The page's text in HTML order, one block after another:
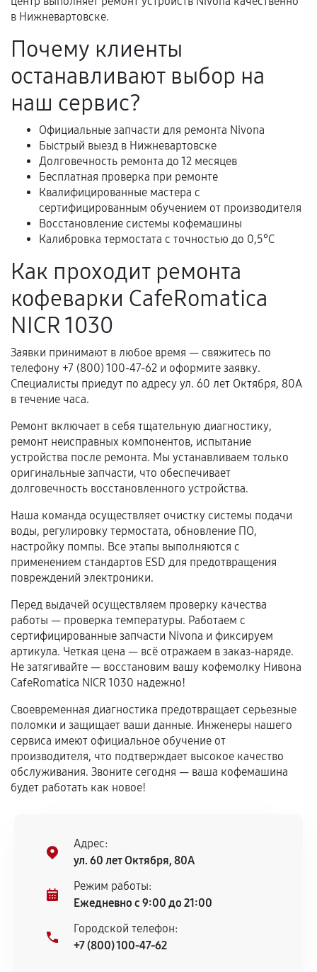
Акт выполненных работ с датой, перечнем
услуг и сроком гарантии.
Документы на установленные комплектующие
и кассовый чек.
Расширенная гарантия
В некоторых случаях возможно оформление
расширенной гарантии. Стоимость, сроки и
условия продления согласовываются отдельно и
Когда гарантия не действует
механические повреждения, попадание влаги,
перегрев, коррозия.
Самостоятельный ремонт или вмешательство
Естественный износ деталей, если иное не
предусмотрено отдельно.
Обращение после окончания гарантийного
срока.
Программные сбои, если это не указано в
отдельных условиях.
Если комплектующие куплены
самостоятельно
Гарантия на выполненные работы может
сохраняться полностью или частично, если
соблюдены следующие условия:
техническим параметрам и не имеют внешних
дефектов.
Установка была выполнена нашим сервисным
центром.
При этом гарантия на сами комплектующие
сервисный центр ответственности не несет.
в Нижневартовске.
Почему клиенты
останавливают выбор на
наш сервис?
Официальные запчасти для ремонта Nivona
Быстрый выезд в Нижневартовске
Долговечность ремонта до 12 месяцев
Бесплатная проверка при ремонте
Квалифицированные мастера с
сертифицированным обучением от производителя
Восстановление системы кофемашины
Калибровка термостата с точностью до 0,5°C
Как проходит ремонта
кофеварки CafeRomatica
NICR 1030
Заявки принимают в любое время — свяжитесь по
телефону +7 (800) 100-47-62 и оформите заявку.
Специалисты приедут по адресу ул. 60 лет Октября, 80А
в течение часа.
Ремонт включает в себя тщательную диагностику,
ремонт неисправных компонентов, испытание
устройства после ремонта. Мы устанавливаем только
оригинальные запчасти, что обеспечивает
долговечность восстановленного устройства.
Наша команда осуществляет очистку системы подачи
воды, регулировку термостата, обновление ПО,
настройку помпы. Все этапы выполняются с
применением стандартов ESD для предотвращения
повреждений электроники.
Перед выдачей осуществляем проверку качества
работы — проверка температуры. Работаем с
сертифицированные запчасти Nivona и фиксируем
артикула. Четкая цена — всё отражаем в заказ-наряде.
Не затягивайте — восстановим вашу кофемолку Нивона
CafeRomatica NICR 1030 надежно!
Своевременная диагностика предотвращает серьезные
поломки и защищает ваши данные. Инженеры нашего
сервиса имеют официальное обучение от
производителя, что подтверждает высокое качество
обслуживания. Звоните сегодня — ваша кофемашина
будет работать как новое!
Адрес:
ул. 60 лет Октября, 80А
Режим работы:
Ежедневно с 9:00 до 21:00
Городской телефон:
+7 (800) 100-47-62